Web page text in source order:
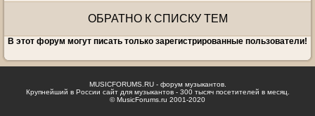
ОБРАТНО К СПИСКУ ТЕМ
В этот форум могут писать только зарегистрированные пользователи!
MUSICFORUMS.RU - форум музыкантов.
Крупнейший в России сайт для музыкантов - 300 тысяч посетителей в месяц.
© MusicForums.ru 2001-2020